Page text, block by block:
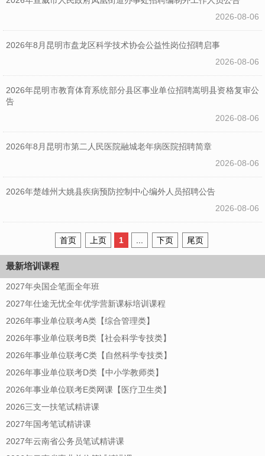
2026-08-06
2026年8月昆明市盘龙区科学技术协会公益性岗位招聘启事
2026-08-06
2026年昆明市教育体育系统部分县区事业单位招聘嵩明县资格复审公
告
2026-08-06
2026年8月昆明市第二人民医院融城老年病医院招聘简章
2026-08-06
2026年楚雄州大姚县疾病预防控制中心编外人员招聘公告
2026-08-06
首页 上页 1 ... 下页 尾页
最新培训课程
2027年央国企笔面全年班
2027年仕途无忧全年优学营新课标培训课程
2026年事业单位联考A类【综合管理类】
2026年事业单位联考B类【社会科学专技类】
2026年事业单位联考C类【自然科学专技类】
2026年事业单位联考D类【中小学教师类】
2026年事业单位联考E类网课【医疗卫生类】
2026三支一扶笔试精讲课
2027年国考笔试精讲课
2027年云南省公务员笔试精讲课